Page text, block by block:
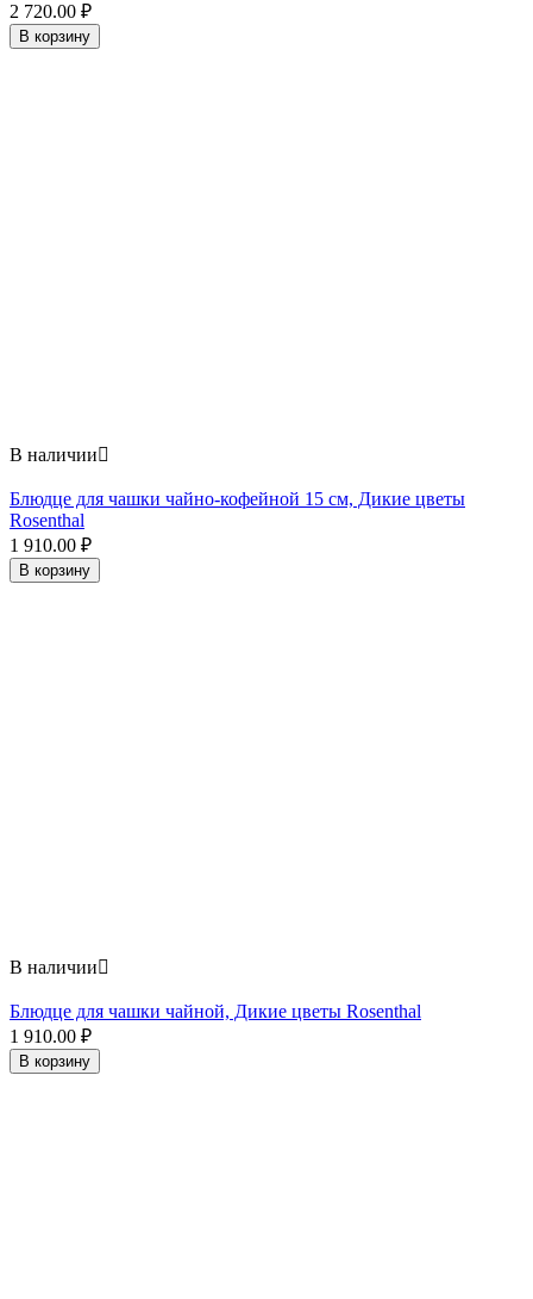
2 720.00 ₽
В корзину
В наличии
Блюдце для чашки чайно-кофейной 15 см, Дикие цветы
Rosenthal
1 910.00 ₽
В корзину
В наличии
Блюдце для чашки чайной, Дикие цветы Rosenthal
1 910.00 ₽
В корзину